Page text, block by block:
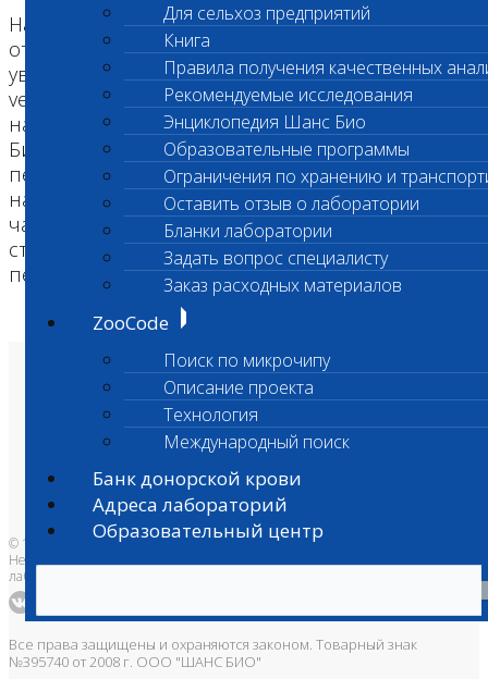
Для сельхоз предприятий
Книга
Правила получения качественных
Рекомендуемые исследования
Энциклопедия Шанс Био
Образовательные программы
Ограничения по хранению и
Оставить отзыв о лаборатории
Бланки лаборатории
Задать вопрос специалисту
Заказ расходных материалов
ZooCode
Поиск по микрочипу
Описание проекта
Технология
Международный поиск
Банк донорской крови
Адреса лабораторий
Образовательный центр
Настоящее согласие действует до момента его
отзыва путем направления соответствующего
уведомления на электронный адрес
vetlab@vetlab.ru. В случае отзыва мною согласия
на обработку персональных данных ООО «Шанс
Био» вправе продолжить обработку
персональных данных без моего согласия при
наличии оснований, указанных в пунктах 2 – 11
части 1 статьи 6, части 2 статьи 10 и части 2
статьи 11 Федерального закона №152-ФЗ «О
персональных данных» от 27.06.2006 г.
О лаборатории
Анализы и цены
Ветеринарные центры
Владельцам
Врачам и клиникам
Бланки лаборатории
Банк донорской крови
Адреса лабораторий
© 1996-2026
Независимая ветеринарная
лаборатория Шанс Био
Все права защищены и охраняются законом. Товарный знак
№395740 от 2008 г. ООО "ШАНС БИО"